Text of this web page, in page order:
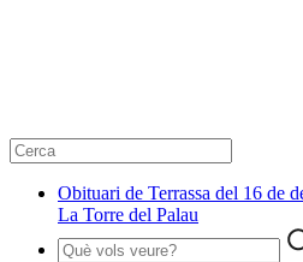
Obituari de Terrassa del 16 de
La Torre del Palau